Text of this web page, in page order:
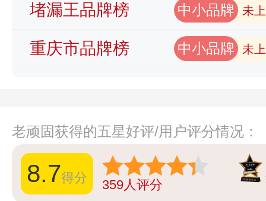
堵漏王品牌榜 中小品牌 未
重庆市品牌榜 中小品牌 未
老顽固获得的五星好评/用户评分情况：
8.7得分 359人评分